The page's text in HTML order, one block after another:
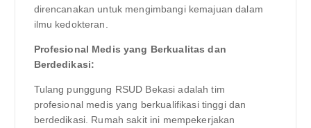
direncanakan untuk mengimbangi kemajuan dalam
ilmu kedokteran.
Profesional Medis yang Berkualitas dan
Berdedikasi:
Tulang punggung RSUD Bekasi adalah tim
profesional medis yang berkualifikasi tinggi dan
berdedikasi. Rumah sakit ini mempekerjakan